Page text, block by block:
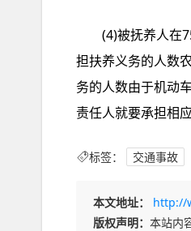
(4)被抚养人在
担扶养义务的人数
务的人数由于机动
责任人就要承担相
标签： 交通事故
本文地址：
http://
版权声明： 本站内